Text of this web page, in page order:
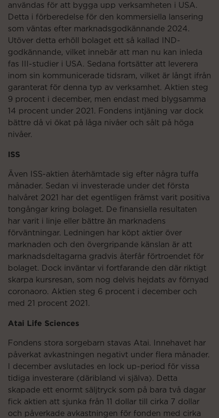
användas för att bygga upp verksamheten i USA.
Detta i förberedelse för den kommersiella lansering
som väntas efter marknadsgodkännande 2024.
Utöver detta erhöll bolaget ett så kallad IND-
godkännande, vilket innebär att man nu kan inleda
fas III-studier i USA. Sedana fortsätter att leverera
inom sin kommunicerade tidsram, vilket är långt ifrån
garanterat för denna typ av verksamhet. Aktien steg
9 procent i december, men endast med blygsamma
14 procent under 2021. Fondens intjäning var dock
bättre då vi ökat på låga nivåer och sålt på höga
nivåer.
ISS
Även ISS-aktien återhämtade sig efter några tuffa
månader. Sedan vi investerade under det första
halvåret 2021 har det egentligen främst varit positiva
tongångar kring bolaget. De finansiella resultaten
har varit i linje eller bättre än marknadens
förväntningar. Ledningen har köpt aktier över
marknaden och den övergripande känslan är att
marknadsdeltagarna gradvis återfår förtroendet för
bolaget. Dock inväntar vi fortfarande den där riktigt
skarpa kursresan, som nog delvis hejdats av förnyad
coronaoro. Aktien steg 6 procent i december och
med 21 procent 2021.
Atai Life Sciences
Fondens stora sorgebarn stavas Atai. Innehavet har
påverkat avkastningen negativt under flera månader.
I december avslutades en lock up-period för vissa
tidiga investerare (däribland vi själva). Detta
skapade ett enormt säljtryck som på bara två dagar
fick aktien att sjunka från 11 dollar till cirka 7 dollar
och påverkade avkastningen för fonden med cirka